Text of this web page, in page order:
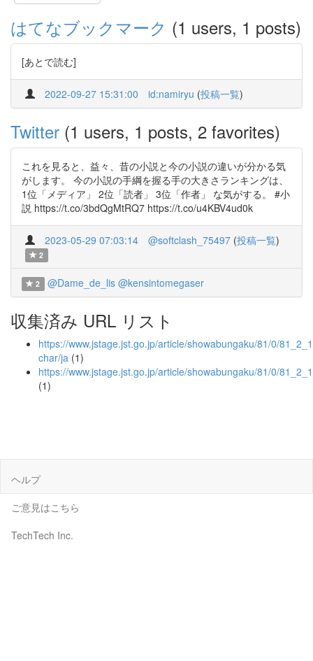
はてなブックマーク (1 users, 1 posts)
[あとで読む]
2022-09-27 15:31:00 id:namiryu (投稿一覧)
Twitter (1 users, 1 posts, 2 favorites)
これを見ると、益々、昔の小説と今の小説の違いが分かる気
がします。 今の小説の手綱を握る手の大きさランキングは、
1位「メディア」 2位「読者」 3位「作者」 な気がする。 #小
説 https://t.co/3bdQgMtRQ7 https://t.co/u4KBV4ud0k
2023-05-29 07:03:14 @softclash_75497 (投稿一覧)
2
2 @Dame_de_lis @kensintomegaser
収集済み URL リスト
https://www.jstage.jst.go.jp/article/showabungaku/81/0/
char/ja (1)
https://www.jstage.jst.go.jp/article/showabungaku/81/0/
(1)
ヘルプ
ご意見はこちら
TechTech Inc.